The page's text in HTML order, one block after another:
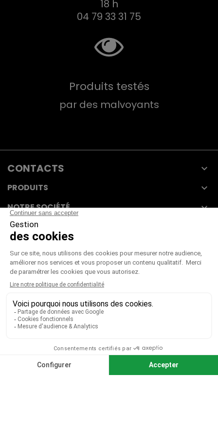
18 h
04 79 33 31 75
Produits testés
par des malvoyants
CONTACTS 
PRODUITS 
NOTRE SOCIÉTÉ 
VOTRE COMPTE
CGV|CGU |Mentions légales
Paiement sécurisé
Télécharger notre catalogue
© 2026 TOUS DROITS RÉSERVÉS MIEUX VOIR